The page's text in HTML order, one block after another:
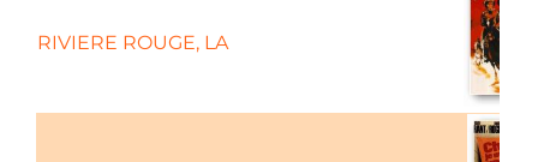
RIVIERE ROUGE, LA